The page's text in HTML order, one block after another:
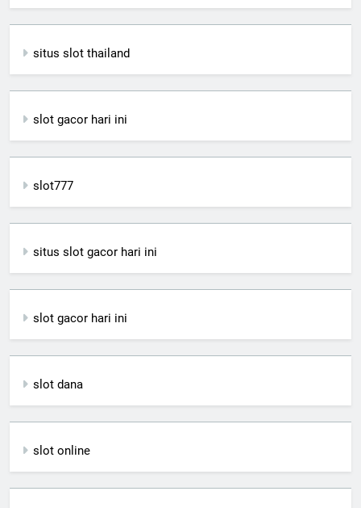
situs slot thailand
slot gacor hari ini
slot777
situs slot gacor hari ini
slot gacor hari ini
slot dana
slot online